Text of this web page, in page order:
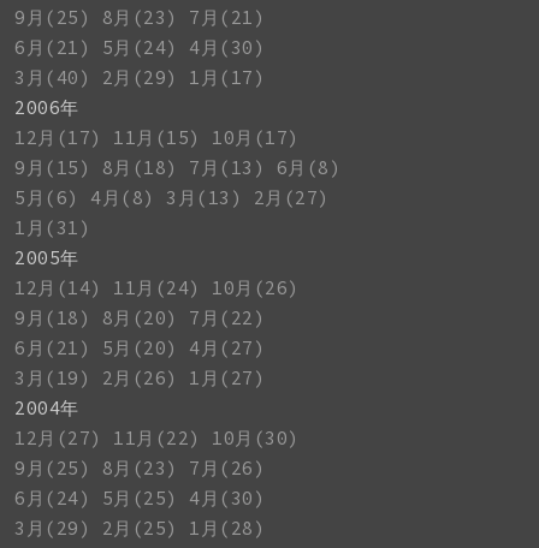
9月(25)
8月(23)
7月(21)
6月(21)
5月(24)
4月(30)
3月(40)
2月(29)
1月(17)
2006年
12月(17)
11月(15)
10月(17)
9月(15)
8月(18) 7月(13)
6月(8)
5月(6)
4月(8) 3月(13)
2月(27)
1月(31)
2005年
12月(14)
11月(24)
10月(26)
9月(18)
8月(20)
7月(22)
6月(21)
5月(20)
4月(27)
3月(19)
2月(26)
1月(27)
2004年
12月(27)
11月(22)
10月(30)
9月(25)
8月(23)
7月(26)
6月(24)
5月(25)
4月(30)
3月(29)
2月(25)
1月(28)